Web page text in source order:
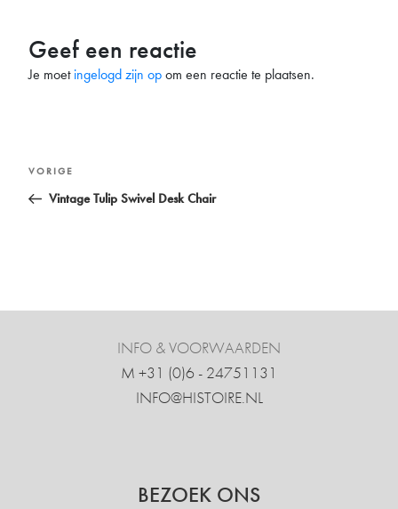
Geef een reactie
Je moetingelogd zijn opom een reactie te plaatsen.
Bericht
navigatie
Vorig
bericht
VORIGE
Vintage Tulip Swivel Desk Chair
INFO & VOORWAARDEN
M +31 ‍(0)6 - 24751131
INFO@HISTOIRE.NL
BEZOEK ONS